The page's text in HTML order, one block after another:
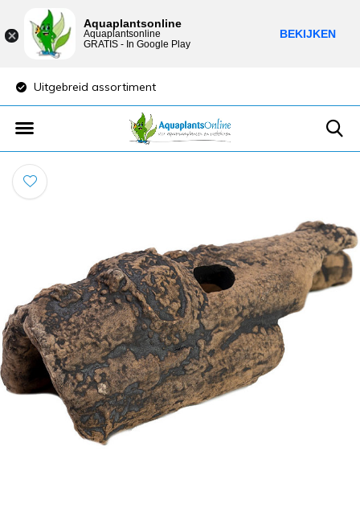
Uitgebreid assortiment
Aquaplantsonline
Aquaplantsonline
GRATIS - In Google Play
BEKIJKEN